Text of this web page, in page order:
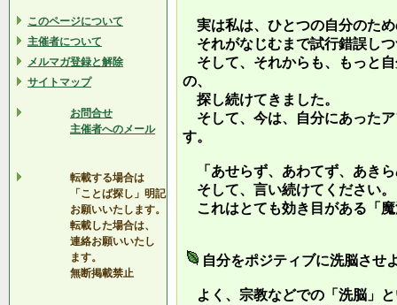
このページについて
主催者について
メルマガ登録と解除
サイトマップ
お問合せ
主催者へのメール
転載する場合は
「ことば探し」明記
お願いいたします。
転載した場合は、
連絡お願いいたし
ます。
無断掲載禁止
実は私は、ひとつの自分のた
それがなじむまで試行錯誤し
そして、それからも、もっと
の、
探し続けてきました。
そして、今は、自分にあった
す。
「あせらず、あわてず、あき
そして、言い続けてください。
これはとても効き目がある「
自分をポジティブに洗脳させ
よく、宗教などでの「洗脳」